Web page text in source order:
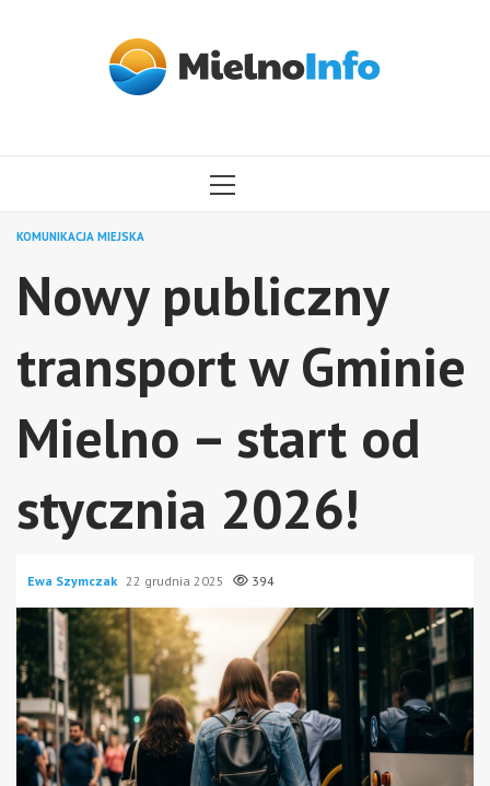
MENU
KOMUNIKACJA MIEJSKA
Nowy publiczny
transport w Gminie
Mielno – start od
stycznia 2026!
Ewa Szymczak 22 grudnia 2025 394